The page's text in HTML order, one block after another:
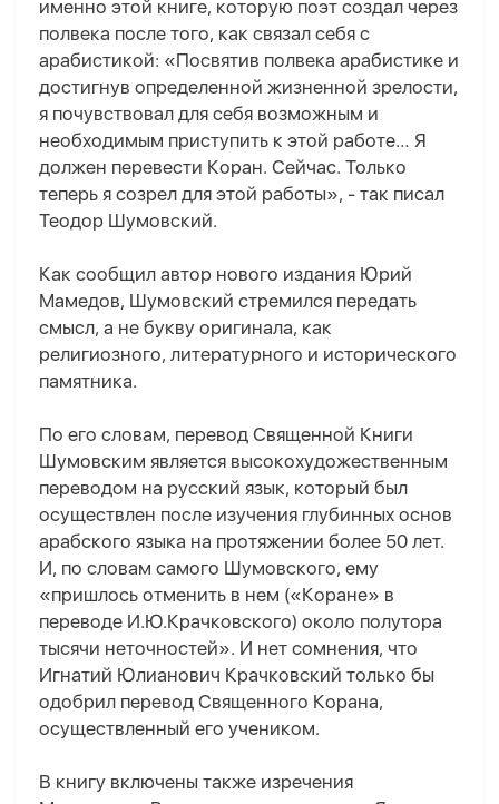
именно этой книге, которую поэт создал через
полвека после того, как связал себя с
арабистикой: «Посвятив полвека арабистике и
достигнув определенной жизненной зрелости,
я почувствовал для себя возможным и
необходимым приступить к этой работе… Я
должен перевести Коран. Сейчас. Только
теперь я созрел для этой работы», - так писал
Теодор Шумовский.
Как сообщил автор нового издания Юрий
Мамедов, Шумовский стремился передать
смысл, а не букву оригинала, как
религиозного, литературного и исторического
памятника.
По его словам, перевод Священной Книги
Шумовским является высокохудожественным
переводом на русский язык, который был
осуществлен после изучения глубинных основ
арабского языка на протяжении более 50 лет.
И, по словам самого Шумовского, ему
«пришлось отменить в нем («Коране» в
переводе И.Ю.Крачковского) около полутора
тысячи неточностей». И нет сомнения, что
Игнатий Юлианович Крачковский только бы
одобрил перевод Священного Корана,
осуществленный его учеником.
В книгу включены также изречения